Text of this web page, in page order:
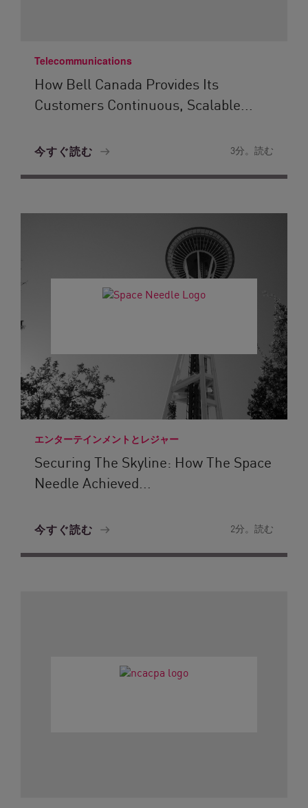
Telecommunications
How Bell Canada Provides Its
Customers Continuous, Scalable...
今すぐ読む 3分。読む
エンターテインメントとレジャー
Securing The Skyline: How The Space
Needle Achieved...
今すぐ読む 2分。読む